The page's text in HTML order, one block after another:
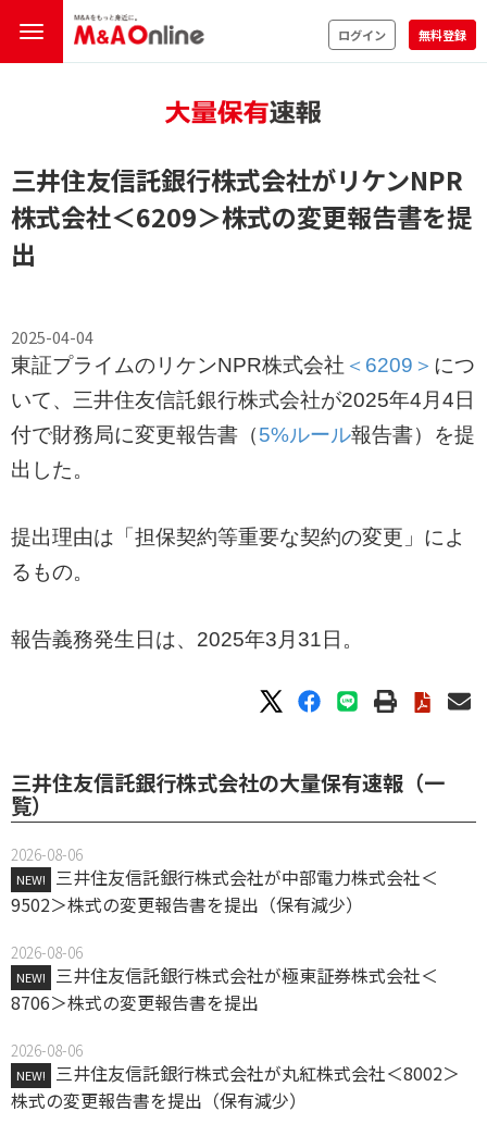
ログイン 無料登録
三井住友信託銀行株式会社がリケンNPR
株式会社＜6209＞株式の変更報告書を提
出
2025-04-04
東証プライムのリケンNPR株式会社 ＜6209＞ につ
いて、三井住友信託銀行株式会社が2025年4月4日
付で財務局に変更報告書（5%ルール報告書）を提
出した。
提出理由は「担保契約等重要な契約の変更」によ
るもの。
報告義務発生日は、2025年3月31日。
三井住友信託銀行株式会社の大量保有速報（一
覧）
2026-08-06
NEW!
三井住友信託銀行株式会社が中部電力株式会社＜
9502＞株式の変更報告書を提出（保有減少）
2026-08-06
NEW!
三井住友信託銀行株式会社が極東証券株式会社＜
8706＞株式の変更報告書を提出
2026-08-06
NEW!
三井住友信託銀行株式会社が丸紅株式会社＜8002＞
株式の変更報告書を提出（保有減少）